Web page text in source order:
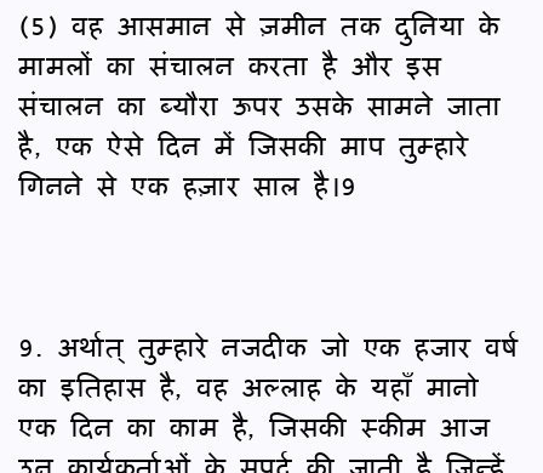
(5) वह आसमान से ज़मीन तक दुनिया के
मामलों का संचालन करता है और इस
संचालन का ब्यौरा ऊपर उसके सामने जाता
है, एक ऐसे दिन में जिसकी माप तुम्हारे
गिनने से एक हज़ार साल है।9
9. अर्थात् तुम्हारे नजदीक जो एक हजार वर्ष
का इतिहास है, वह अल्लाह के यहाँ मानो
एक दिन का काम है, जिसकी स्कीम आज